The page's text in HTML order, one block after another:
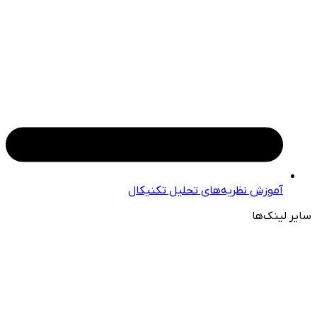
آموزش نظریه‌های تحلیل تکنیکال
سایر لینک‌ها